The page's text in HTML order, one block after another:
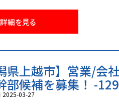
詳細を見る
県上越市】営業/会
部候補を募集！ -
2025-03-27